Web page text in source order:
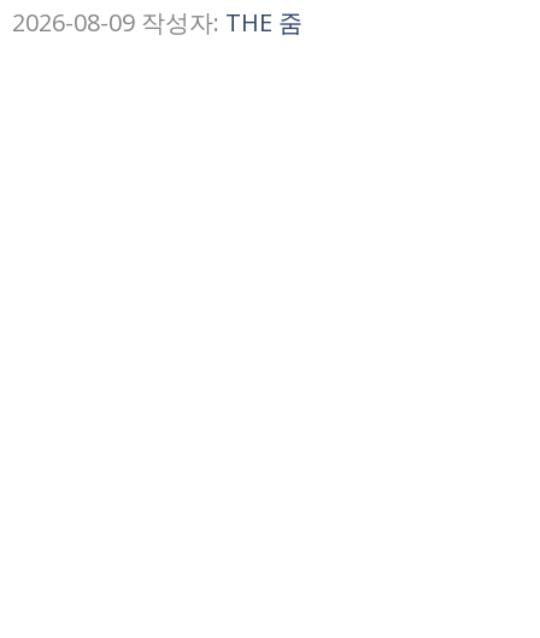
2026-08-09 작성자: THE 줌